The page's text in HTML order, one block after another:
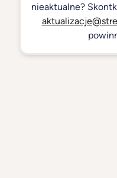
nieaktualne?